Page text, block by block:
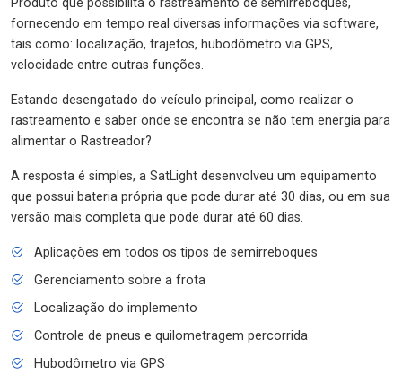
Produto que possibilita o rastreamento de semirreboques,
fornecendo em tempo real diversas informações via software,
tais como: localização, trajetos, hubodômetro via GPS,
velocidade entre outras funções.
Estando desengatado do veículo principal, como realizar o
rastreamento e saber onde se encontra se não tem energia para
alimentar o Rastreador?
A resposta é simples, a SatLight desenvolveu um equipamento
que possui bateria própria que pode durar até 30 dias, ou em sua
versão mais completa que pode durar até 60 dias.
Aplicações em todos os tipos de semirreboques
Gerenciamento sobre a frota
Localização do implemento
Controle de pneus e quilometragem percorrida
Hubodômetro via GPS